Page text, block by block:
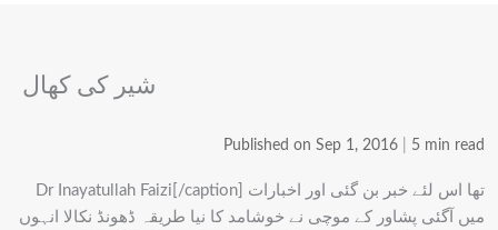
شیر کی کھال
Published on Sep 1, 2016 5 min read
Dr Inayatullah Faizi[/caption] تھا اس لئے خبر بن گئی اور اخبارات
میں آگئی پشاور کے موچی نے خوشامد کا نیا طریقہ ڈھونڈ نکالا انہوں